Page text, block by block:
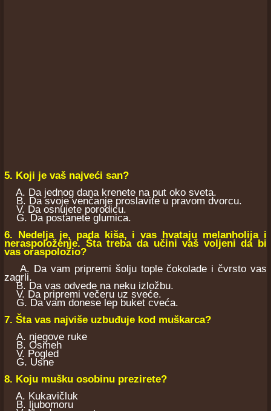
5. Koji je vaš najveći san?
A. Da jednog dana krenete na put oko sveta.
B. Da svoje venčanje proslavite u pravom dvorcu.
V. Da osnujete porodicu.
G. Da postanete glumica.
6. Nedelja je, pada kiša, i vas hvataju melanholija i
neraspoloženje. Šta treba da učini vaš voljeni da bi
vas oraspoložio?
A. Da vam pripremi šolju tople čokolade i čvrsto vas
zagrli.
B. Da vas odvede na neku izložbu.
V. Da pripremi večeru uz sveće.
G. Da vam donese lep buket cveća.
7. Šta vas najviše uzbuđuje kod muškarca?
A. njegove ruke
B. Osmeh
V. Pogled
G. Usne
8. Koju mušku osobinu prezirete?
A. Kukavičluk
B. ljubomoru